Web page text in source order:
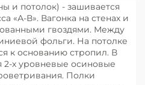
и потолок) - зашивается
«А-В». Вагонка на стенах и
гвоздями. Между
фольги. На потолке
к основанию стропил. В
2-х уровневые осиновые
Полки